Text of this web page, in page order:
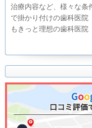
治療内容など、様々な条
で掛かり付けの歯科医院
もきっと理想の歯科医院